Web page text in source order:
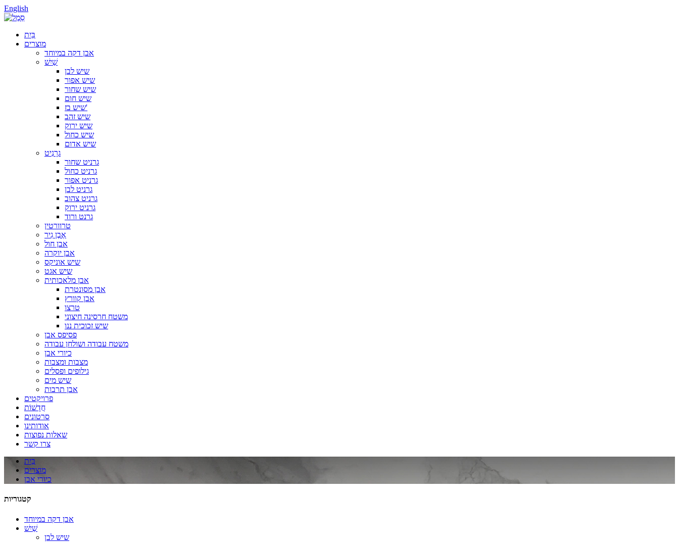
English
בַּיִת
מוצרים
אבן דקה במיוחד
שַׁיִשׁ
שיש לבן
שיש אפור
שיש שחור
שיש חום
שיש בז'
שיש זהב
שיש ירוק
שיש כחול
שיש אדום
גרָנִיט
גרניט שחור
גרניט כחול
גרניט אפור
גרניט לבן
גרניט צהוב
גרניט ירוק
גרנט ורוד
טרוורטין
אֶבֶן גִיר
אבן חול
אבן יוקרה
שיש אוניקס
שיש אגט
אבן מלאכותית
אבן מסונטרת
אבן קוורץ
טרצו
משטח חרסינה חיצוני
שיש זכוכית ננו
פסיפס אבן
משטח עבודה ושולחן עבודה
כיורי אבן
מצבות ומצבות
גילופים ופסלים
שיש מים
אבן תרבות
פרויקטים
חֲדָשׁוֹת
סרטונים
אודותינו
שאלות נפוצות
צרו קשר
בַּיִת
מוצרים
כיורי אבן
קטגוריות
אבן דקה במיוחד
שַׁיִשׁ
שיש לבן